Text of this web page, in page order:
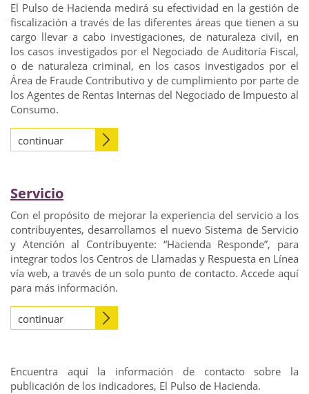
continuar
El Pulso de Hacienda medirá su efectividad en la gestión de
fiscalización a través de las diferentes áreas que tienen a su
cargo llevar a cabo investigaciones, de naturaleza civil, en
los casos investigados por el Negociado de Auditoría Fiscal,
o de naturaleza criminal, en los casos investigados por el
Área de Fraude Contributivo y de cumplimiento por parte de
los Agentes de Rentas Internas del Negociado de Impuesto al
Consumo.
Servicio
continuar
Con el propósito de mejorar la experiencia del servicio a los
contribuyentes, desarrollamos el nuevo Sistema de Servicio
y Atención al Contribuyente: “Hacienda Responde”, para
integrar todos los Centros de Llamadas y Respuesta en Línea
vía web, a través de un solo punto de contacto. Accede aquí
para más información.
Encuentra aquí la información de contacto sobre la
publicación de los indicadores, El Pulso de Hacienda.